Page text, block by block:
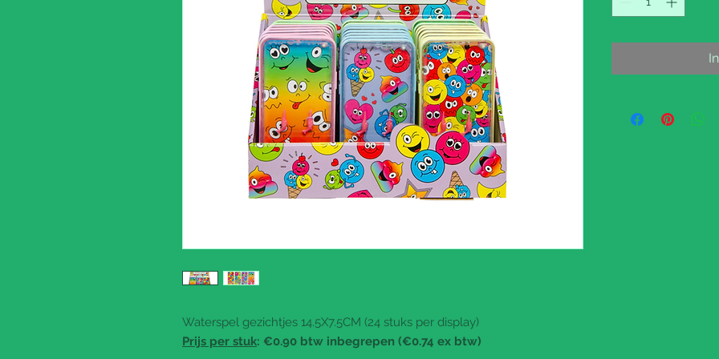
Waterspel gezichtjes 14.5X7.5CM (24 stuks per display)
Prijs per stuk: €0.90 btw inbegrepen (€0.74 ex btw)